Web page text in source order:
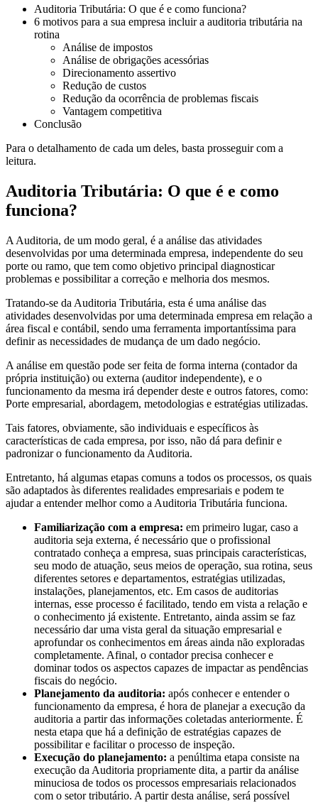
Auditoria Tributária: O que é e como funciona?
6 motivos para a sua empresa incluir a auditoria tributária na
rotina
Análise de impostos
Análise de obrigações acessórias
Direcionamento assertivo
Redução de custos
Redução da ocorrência de problemas fiscais
Vantagem competitiva
Conclusão
Para o detalhamento de cada um deles, basta prosseguir com a
leitura.
Auditoria Tributária: O que é e como
funciona?
A Auditoria, de um modo geral, é a análise das atividades
desenvolvidas por uma determinada empresa, independente do seu
porte ou ramo, que tem como objetivo principal diagnosticar
problemas e possibilitar a correção e melhoria dos mesmos.
Tratando-se da Auditoria Tributária, esta é uma análise das
atividades desenvolvidas por uma determinada empresa em relação a
área fiscal e contábil, sendo uma ferramenta importantíssima para
definir as necessidades de mudança de um dado negócio.
A análise em questão pode ser feita de forma interna (contador da
própria instituição) ou externa (auditor independente), e o
funcionamento da mesma irá depender deste e outros fatores, como:
Porte empresarial, abordagem, metodologias e estratégias utilizadas.
Tais fatores, obviamente, são individuais e específicos às
características de cada empresa, por isso, não dá para definir e
padronizar o funcionamento da Auditoria.
Entretanto, há algumas etapas comuns a todos os processos, os quais
são adaptados às diferentes realidades empresariais e podem te
ajudar a entender melhor como a Auditoria Tributária funciona.
Familiarização com a empresa: em primeiro lugar, caso a
auditoria seja externa, é necessário que o profissional
contratado conheça a empresa, suas principais características,
seu modo de atuação, seus meios de operação, sua rotina, seus
diferentes setores e departamentos, estratégias utilizadas,
instalações, planejamentos, etc. Em casos de auditorias
internas, esse processo é facilitado, tendo em vista a relação e
o conhecimento já existente. Entretanto, ainda assim se faz
necessário dar uma vista geral da situação empresarial e
aprofundar os conhecimentos em áreas ainda não exploradas
completamente. Afinal, o contador precisa conhecer e
dominar todos os aspectos capazes de impactar as pendências
fiscais do negócio.
Planejamento da auditoria: após conhecer e entender o
funcionamento da empresa, é hora de planejar a execução da
auditoria a partir das informações coletadas anteriormente. É
nesta etapa que há a definição de estratégias capazes de
possibilitar e facilitar o processo de inspeção.
Execução do planejamento: a penúltima etapa consiste na
execução da Auditoria propriamente dita, a partir da análise
minuciosa de todos os processos empresariais relacionados
com o setor tributário. A partir desta análise, será possível